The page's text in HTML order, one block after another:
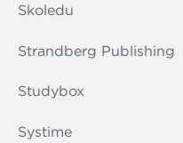
Skoledu
Strandberg Publishing
Studybox
Systime